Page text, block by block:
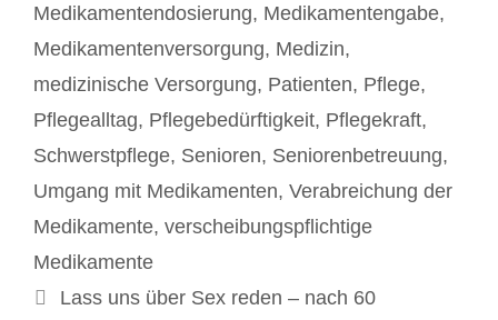
Medikamentendosierung, Medikamentengabe,
Medikamentenversorgung, Medizin,
medizinische Versorgung, Patienten, Pflege,
Pflegealltag, Pflegebedürftigkeit, Pflegekraft,
Schwerstpflege, Senioren, Seniorenbetreuung,
Umgang mit Medikamenten, Verabreichung der
Medikamente, verscheibungspflichtige
Medikamente
Beitrags-
Lass uns über Sex reden – nach 60